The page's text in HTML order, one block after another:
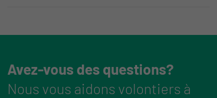
Avez-vous des questions?
Nous vous aidons volontiers à